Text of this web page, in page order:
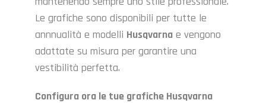
Le grafiche sono disponibili per tutte le
annnualità e modelli Husqvarna e vengono
adattate su misura per garantire una
vestibilità perfetta.
Configura ora le tue grafiche Husqvarna